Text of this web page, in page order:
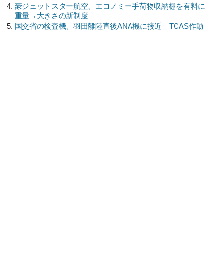
豪ジェットスター航空、エコノミー手荷物収納棚を有料に
重量→大きさの新制度
国交省の検査機、羽田離陸直後ANA機に接近 TCAS作動